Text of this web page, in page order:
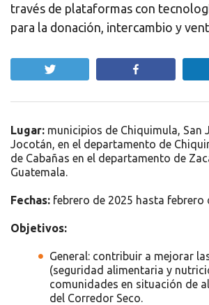
través de plataformas con
para la donación, intercambio y
Lugar: municipios de Chiquimula, San
Jocotán, en el departamento de
de Cabañas en el departamento de
Guatemala.
Fechas: febrero de 2025 hasta febrero
Objetivos:
General: contribuir a mejorar
(seguridad alimentaria y
comunidades en situación de
del Corredor Seco.